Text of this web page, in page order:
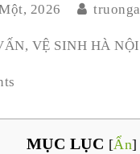
2026
, VỆ SINH HÀ NỘI
MỤC LỤC [Ẩn]